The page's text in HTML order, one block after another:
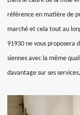
référence en matière de
marché et cela tout au
91930 ne vous proposera
siennes avec la même
davantage sur ses